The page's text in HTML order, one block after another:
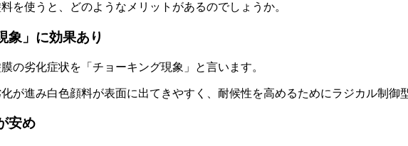
を使うと、どのようなメリットがあるのでしょうか。
象」に効果あり
の劣化症状を「チョーキング現象」と言います。
が進み白色顔料が表面に出てきやすく、耐候性を高めるためにラジカル制御
安め